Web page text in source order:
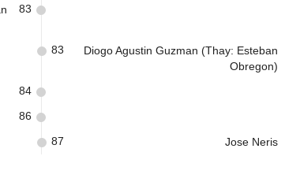
83
Diogo Agustin Guzman (Thay: Esteban
Obregon)
83
84
86
Jose Neris
87